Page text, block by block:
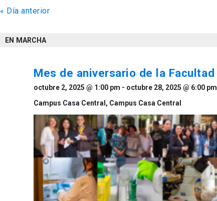
de
vistas
Eventos
« Día anterior
EN MARCHA
Mes de aniversario de la
octubre 2, 2025 @ 1:00 pm - octubre 28, 2025 @ 6:00 pm
Campus Casa Central, Campus Casa Central